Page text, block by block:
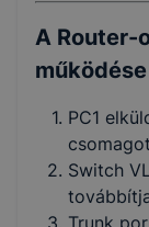
A Router-
működése
PC1
csomagot
Switch
Trunk